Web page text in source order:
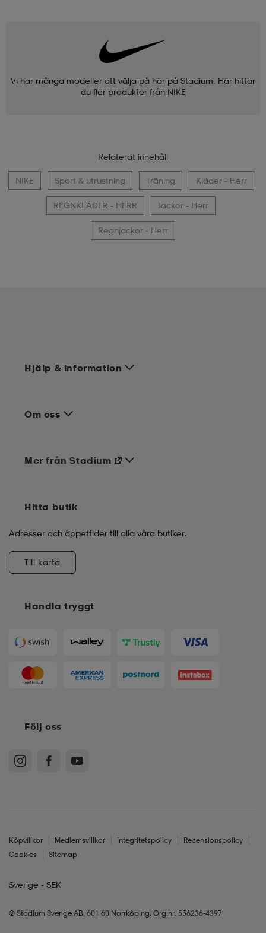
Vi har många modeller att välja på här på Stadium. Här hittar
du fler produkter från NIKE
Relaterat innehåll
NIKE Sport & utrustning Träning Kläder - Herr
REGNKLÄDER - HERR Jackor - Herr
Regnjackor - Herr
Hjälp & information
Om oss
Handla tryggt
Mer från Stadium
Hitta butik
Adresser och öppettider till alla våra butiker.
Till karta
Följ oss
Köpvillkor Medlemsvillkor Integritetspolicy
Recensionspolicy
Cookies
Sitemap
Sverige - SEK
© Stadium Sverige AB, 601 60 Norrköping. Org.nr. 556236-4397